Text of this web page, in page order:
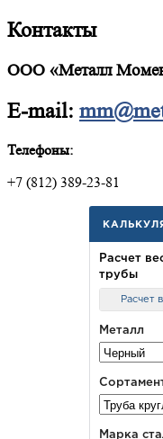
Контакты
ООО «Металл
E-mail:
Телефоны:
+7 (812) 389-23-81